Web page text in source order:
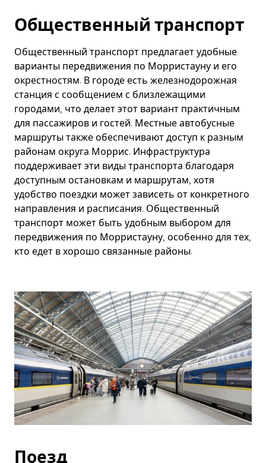
Общественный транспорт
Общественный транспорт предлагает удобные
варианты передвижения по Морристауну и его
окрестностям. В городе есть железнодорожная
станция с сообщением с близлежащими
городами, что делает этот вариант практичным
для пассажиров и гостей. Местные автобусные
маршруты также обеспечивают доступ к разным
районам округа Моррис. Инфраструктура
поддерживает эти виды транспорта благодаря
доступным остановкам и маршрутам, хотя
удобство поездки может зависеть от конкретного
направления и расписания. Общественный
транспорт может быть удобным выбором для
передвижения по Морристауну, особенно для тех,
кто едет в хорошо связанные районы.
Поезд